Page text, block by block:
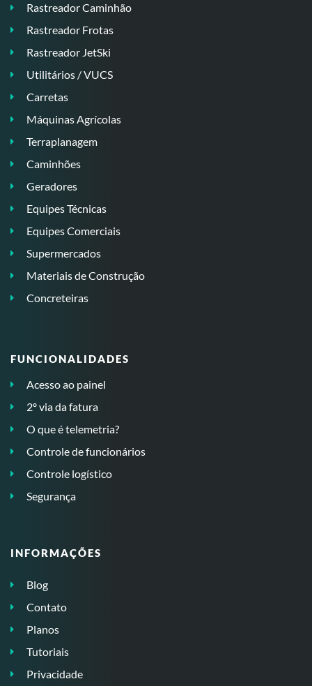
Rastreador Caminhão
Rastreador Frotas
Rastreador JetSki
Utilitários / VUCS
Carretas
Máquinas Agrícolas
Terraplanagem
Caminhões
Geradores
Equipes Técnicas
Equipes Comerciais
Supermercados
Materiais de Construção
Concreteiras
FUNCIONALIDADES
Acesso ao painel
2º via da fatura
O que é telemetria?
Controle de funcionários
Controle logístico
Segurança
INFORMAÇÕES
Blog
Contato
Planos
Tutoriais
Privacidade